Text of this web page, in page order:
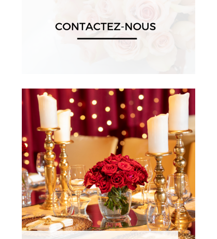
La décoration colorée,
l'ambiance chaleureuse, la
musique orientale, les plats
délicieux et la mise en
scène spectaculaire de
votreHennésont notre
priorité; pour que vous
fassiez de cet événement
1001 souvenirs
inoubliables.